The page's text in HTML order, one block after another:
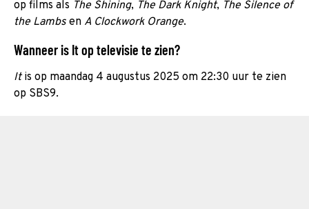
op films als The Shining, The Dark Knight, The Silence of
the Lambs en A Clockwork Orange.
Wanneer is It op televisie te zien?
Itis op maandag 4 augustus 2025 om 22:30 uur te zien
op SBS9.